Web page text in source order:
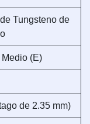
Tungsteno de
(E)
de 2.35 mm)